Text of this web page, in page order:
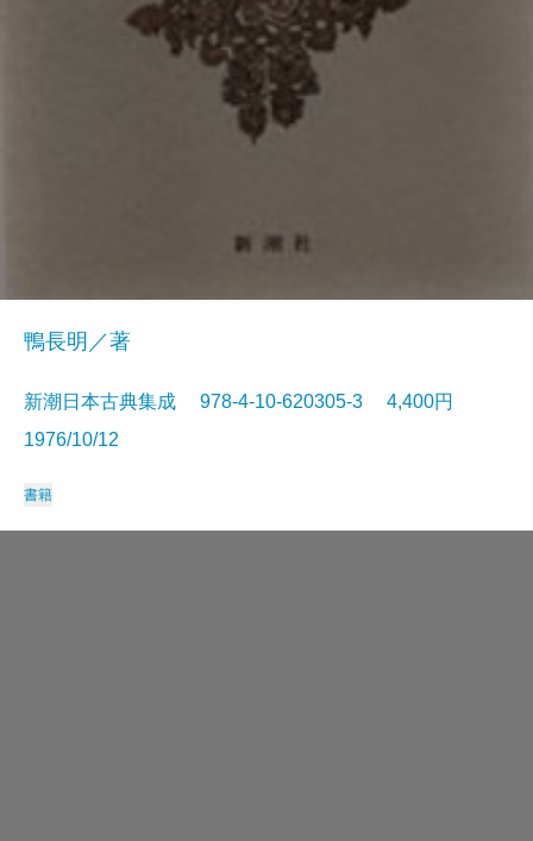
鴨長明／著
新潮日本古典集成 978-4-10-620305-3 4,400円
1976/10/12
書籍